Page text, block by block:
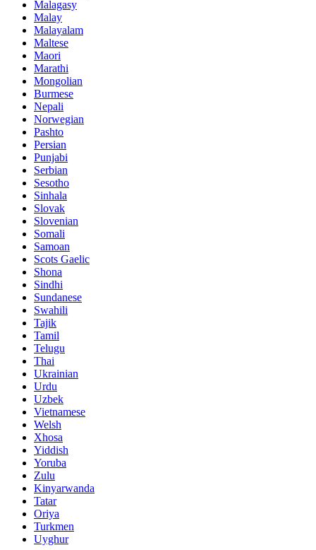
Malagasy
Malay
Malayalam
Maltese
Maori
Marathi
Mongolian
Burmese
Nepali
Norwegian
Pashto
Persian
Punjabi
Serbian
Sesotho
Sinhala
Slovak
Slovenian
Somali
Samoan
Scots Gaelic
Shona
Sindhi
Sundanese
Swahili
Tajik
Tamil
Telugu
Thai
Ukrainian
Urdu
Uzbek
Vietnamese
Welsh
Xhosa
Yiddish
Yoruba
Zulu
Kinyarwanda
Tatar
Oriya
Turkmen
Uyghur